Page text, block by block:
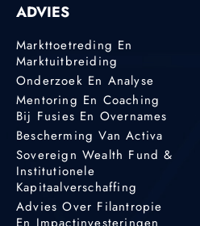
ADVIES
Markttoetreding En
Marktuitbreiding
Onderzoek En Analyse
Mentoring En Coaching
Bij Fusies En Overnames
Bescherming Van Activa
Sovereign Wealth Fund &
Institutionele
Kapitaalverschaffing
Advies Over Filantropie